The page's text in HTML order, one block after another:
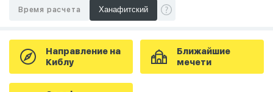
Время расчета
Направление на
Киблу
Ближайшие
мечети